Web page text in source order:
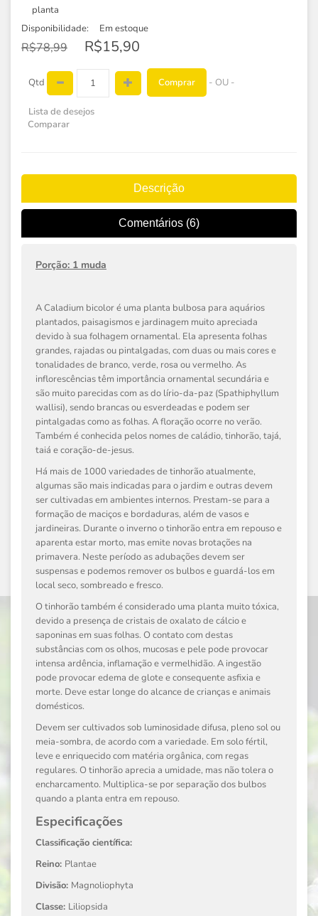
planta
Disponibilidade:
Em estoque
R$78,99 R$15,90
Qtd Comprar - OU -
Lista de desejos
Comparar
Descrição
Comentários (6)
Porção: 1 muda
ACaladium bicoloré uma planta bulbosa para aquários
plantados, paisagismos e jardinagem muito apreciada
devido à sua folhagem ornamental. Ela apresenta folhas
grandes, rajadas ou pintalgadas, com duas ou mais cores e
tonalidades de branco, verde, rosa ou vermelho. As
inflorescências têm importância ornamental secundária e
são muito parecidas com as do lírio-da-paz (Spathiphyllum
wallisi), sendo brancas ou esverdeadas e podem ser
pintalgadas como as folhas. A floração ocorre no verão.
Também é conhecida pelos nomes de caládio, tinhorão, tajá,
taiá e coração-de-jesus.
Há mais de 1000 variedades de tinhorão atualmente,
algumas são mais indicadas para o jardim e outras devem
ser cultivadas em ambientes internos. Prestam-se para a
formação de maciços e bordaduras, além de vasos e
jardineiras. Durante o inverno o tinhorão entra em repouso e
aparenta estar morto, mas emite novas brotações na
primavera. Neste período as adubações devem ser
suspensas e podemos remover os bulbos e guardá-los em
local seco, sombreado e fresco.
O tinhorão também é considerado uma planta muito tóxica,
devido a presença de cristais de oxalato de cálcio e
saponinas em suas folhas. O contato com destas
substâncias com os olhos, mucosas e pele pode provocar
intensa ardência, inflamação e vermelhidão. A ingestão
pode provocar edema de glote e consequente asfixia e
morte. Deve estar longe do alcance de crianças e animais
domésticos.
Devem ser cultivados sob luminosidade difusa, pleno sol ou
meia-sombra, de acordo com a variedade. Em solo fértil,
leve e enriquecido com matéria orgânica, com regas
regulares. O tinhorão aprecia a umidade, mas não tolera o
encharcamento. Multiplica-se por separação dos bulbos
quando a planta entra em repouso.
Especificações
Classificação científica:
Reino: Plantae
Divisão: Magnoliophyta
Classe: Liliopsida